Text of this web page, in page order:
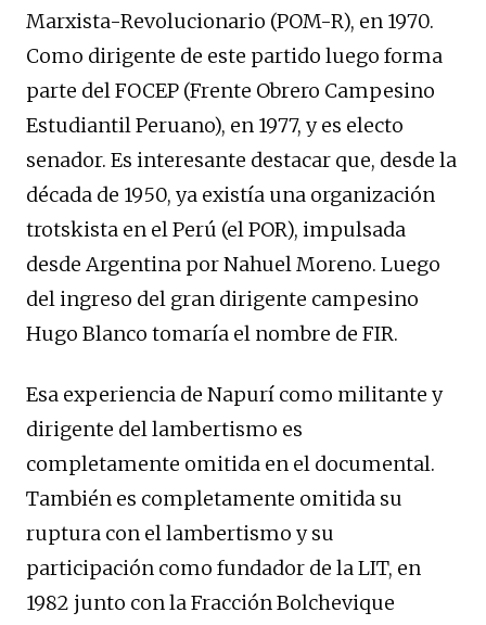
Marxista-Revolucionario (POM-R), en 1970.
Como dirigente de este partido luego forma
parte del FOCEP (Frente Obrero Campesino
Estudiantil Peruano), en 1977, y es electo
senador. Es interesante destacar que, desde la
década de 1950, ya existía una organización
trotskista en el Perú (el POR), impulsada
desde Argentina por Nahuel Moreno. Luego
del ingreso del gran dirigente campesino
Hugo Blanco tomaría el nombre de FIR.
Esa experiencia de Napurí como militante y
dirigente del lambertismo es
completamente omitida en el documental.
También es completamente omitida su
ruptura con el lambertismo y su
participación como fundador de la LIT, en
1982 junto con la Fracción Bolchevique